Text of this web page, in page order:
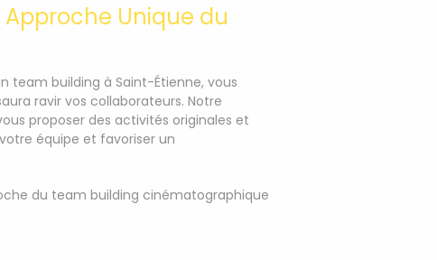
Unique du
team building à Saint-Étienne, vous
ravir vos collaborateurs. Notre
proposer des activités originales et
équipe et favoriser un
du team building cinématographique